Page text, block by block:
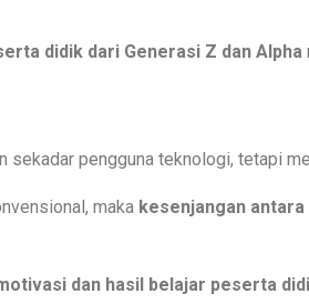
didik dari Generasi Z dan Alpha
sekadar pengguna teknologi, tetapi
maka kesenjangan
dan hasil belajar peserta